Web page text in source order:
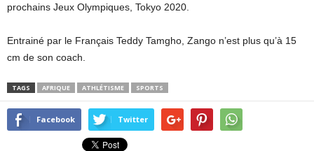
prochains Jeux Olympiques, Tokyo 2020.
Entrainé par le Français Teddy Tamgho, Zango n’est plus qu’à 15
cm de son coach.
TAGS AFRIQUE ATHLÉTISME SPORTS
Facebook Twitter